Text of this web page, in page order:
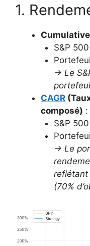
1.
S&P
→ Le
CAGR
composé) :
S&P
→ Le
reflétant
(70%